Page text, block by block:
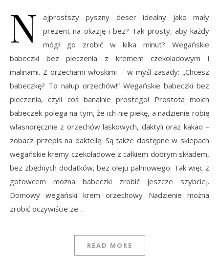
N
ajprostszy pyszny deser idealny jako mały
prezent na okazję i bez? Tak prosty, aby każdy
mógł go zrobić w kilka minut? Wegańskie
babeczki bez pieczenia z kremem czekoladowym i
malinami. Z orzechami włoskimi – w myśl zasady: „Chcesz
babeczkę? To nałup orzechów!” Wegańskie babeczki bez
pieczenia, czyli coś banalnie prostego! Prostota moich
babeczek polega na tym, że ich nie piekę, a nadzienie robię
własnoręcznie z orzechów laskowych, daktyli oraz kakao –
zobacz przepis na daktellę. Są także dostępne w sklepach
wegańskie kremy czekoladowe z całkiem dobrym składem,
bez zbędnych dodatków, bez oleju palmowego. Tak więc z
gotowcem można babeczki zrobić jeszcze szybciej.
Domowy wegański krem orzechowy Nadzienie można
zrobić oczywiście ze…
READ MORE